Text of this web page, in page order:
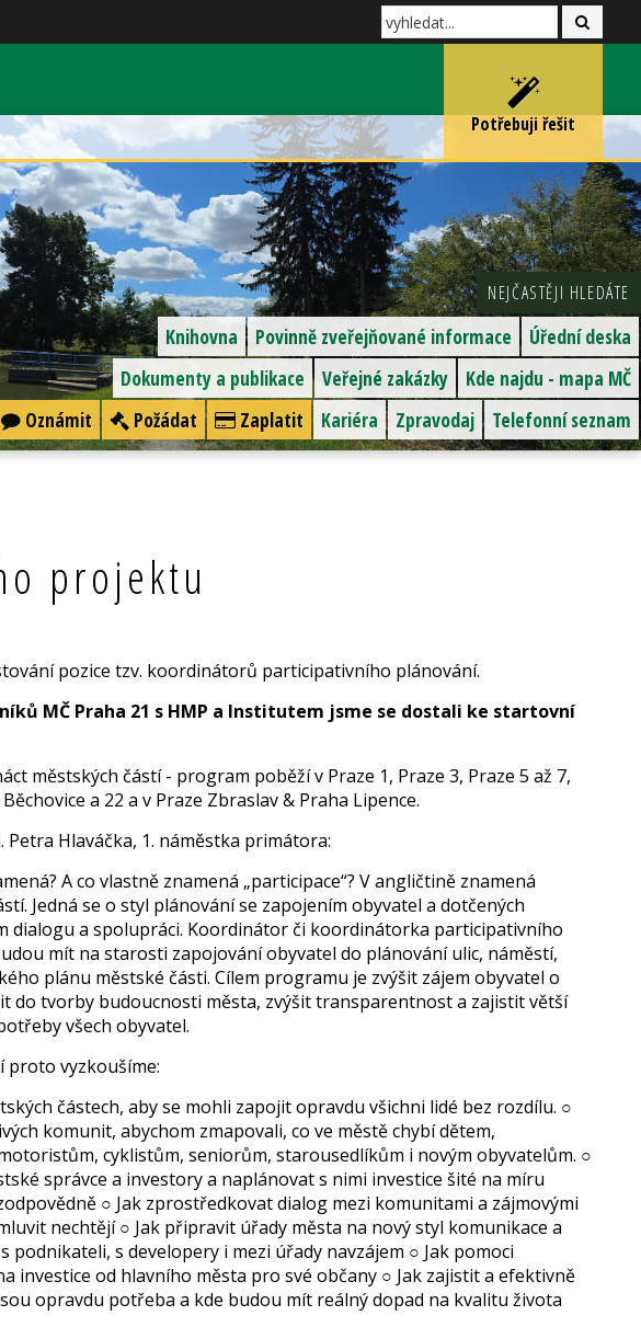
Potřebuji řešit
NEJČASTĚJI HLEDÁTE
Úřední deska
Povinně zveřejňované informace
Knihovna
Kde najdu - mapa MČ
Veřejné zakázky
Dokumenty a publikace
Telefonní seznam
Zpravodaj
Kariéra
Zaplatit
Požádat
Oznámit
projektu
pozice tzv. koordinátorů participativního plánování.
MČ Praha 21 s HMP a Institutem jsme se dostali ke startovní
městských částí - program poběží v Praze 1, Praze 3, Praze 5 až 7,
a 22 a v Praze Zbraslav & Praha Lipence.
Hlaváčka, 1. náměstka primátora:
A co vlastně znamená „participace“? V angličtině znamená
Jedná se o styl plánování se zapojením obyvatel a dotčených
dialogu a spolupráci. Koordinátor či koordinátorka participativního
mít na starosti zapojování obyvatel do plánování ulic, náměstí,
plánu městské části. Cílem programu je zvýšit zájem obyvatel o
do tvorby budoucnosti města, zvýšit transparentnost a zajistit větší
všech obyvatel.
proto vyzkoušíme:
částech, aby se mohli zapojit opravdu všichni lidé bez rozdílu. ○
komunit, abychom zmapovali, co ve městě chybí dětem,
cyklistům, seniorům, starousedlíkům i novým obyvatelům. ○
správce a investory a naplánovat s nimi investice šité na míru
○ Jak zprostředkovat dialog mezi komunitami a zájmovými
nechtějí ○ Jak připravit úřady města na nový styl komunikace a
s developery i mezi úřady navzájem ○ Jak pomoci
investice od hlavního města pro své občany ○ Jak zajistit a efektivně
opravdu potřeba a kde budou mít reálný dopad na kvalitu života